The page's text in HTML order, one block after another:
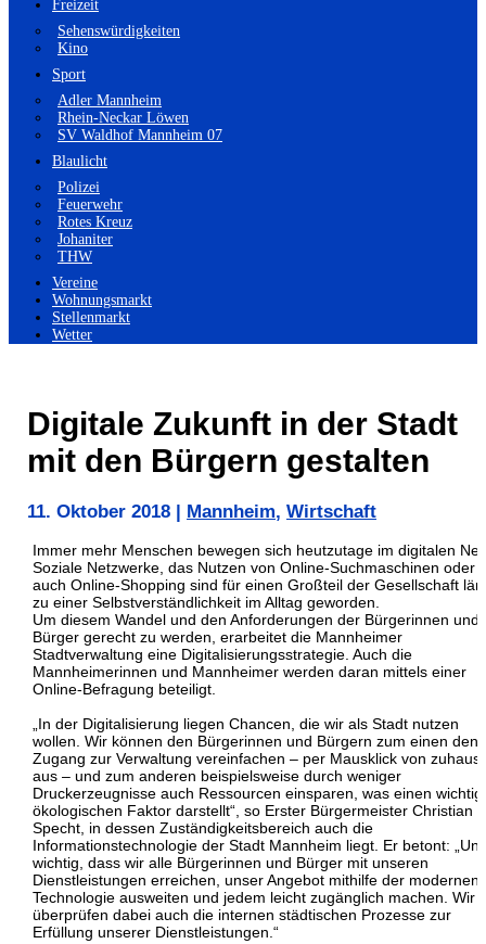
Freizeit
Sehenswürdigkeiten
Kino
Sport
Adler Mannheim
Rhein-Neckar Löwen
SV Waldhof Mannheim 07
Blaulicht
Polizei
Feuerwehr
Rotes Kreuz
Johaniter
THW
Vereine
Wohnungsmarkt
Stellenmarkt
Wetter
Digitale Zukunft in der Stadt
mit den Bürgern gestalten
11. Oktober 2018 Mannheim, Wirtschaft
Immer mehr Menschen bewegen sich heutzutage im digitalen
Soziale Netzwerke, das Nutzen von Online-Suchmaschinen oder
auch Online-Shopping sind für einen Großteil der Gesellschaft
zu einer Selbstverständlichkeit im Alltag geworden.
Um diesem Wandel und den Anforderungen der Bürgerinnen und
Bürger gerecht zu werden, erarbeitet die Mannheimer
Stadtverwaltung eine Digitalisierungsstrategie. Auch die
Mannheimerinnen und Mannheimer werden daran mittels einer
Online-Befragung beteiligt.
„In der Digitalisierung liegen Chancen, die wir als Stadt nutzen
wollen. Wir können den Bürgerinnen und Bürgern zum einen den
Zugang zur Verwaltung vereinfachen – per Mausklick von
aus – und zum anderen beispielsweise durch weniger
Druckerzeugnisse auch Ressourcen einsparen, was einen
ökologischen Faktor darstellt“, so Erster Bürgermeister Christian
Specht, in dessen Zuständigkeitsbereich auch die
Informationstechnologie der Stadt Mannheim liegt. Er betont:
wichtig, dass wir alle Bürgerinnen und Bürger mit unseren
Dienstleistungen erreichen, unser Angebot mithilfe der modernen
Technologie ausweiten und jedem leicht zugänglich machen. Wir
überprüfen dabei auch die internen städtischen Prozesse zur
Erfüllung unserer Dienstleistungen.“